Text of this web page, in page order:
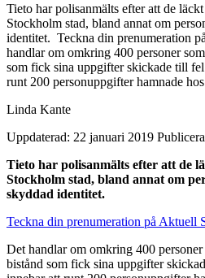
Tieto har polisanmälts efter att de
Stockholm stad, bland annat om
identitet. Teckna din prenumeration
handlar om omkring 400 personer
som fick sina uppgifter skickade till
runt 200 personuppgifter hamnade
Linda Kante
Uppdaterad: 22 januari 2019
Tieto har polisanmälts efter att de
Stockholm stad, bland annat om
skyddad identitet.
Teckna din prenumeration på Aktuell
Det handlar om omkring 400
bistånd som fick sina uppgifter